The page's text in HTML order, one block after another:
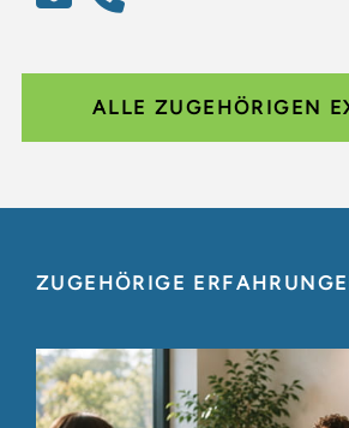
ALLE ZUGEHÖRIGEN
ZUGEHÖRIGE